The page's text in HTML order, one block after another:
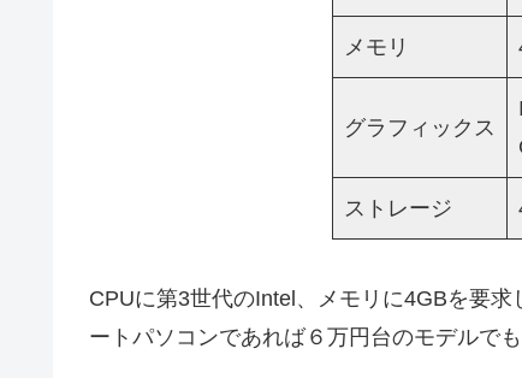
メモリ
グラフィックス
ストレージ
CPUに第3世代のIntel、メモリに4GBを要求
ートパソコンであれば６万円台のモデルで